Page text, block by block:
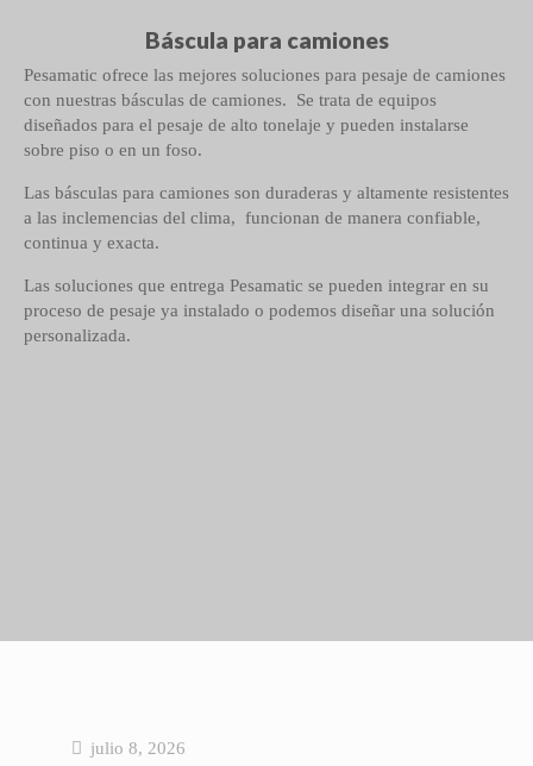
Báscula para camiones
Pesamatic ofrece las mejores soluciones para pesaje de camiones
con nuestras básculas de camiones. Se trata de equipos
diseñados para el pesaje de alto tonelaje y pueden instalarse
sobre piso o en un foso.
Las básculas para camiones son duraderas y altamente resistentes
a las inclemencias del clima, funcionan de manera confiable,
continua y exacta.
Las soluciones que entrega Pesamatic se pueden integrar en su
proceso de pesaje ya instalado o podemos diseñar una solución
personalizada.
julio 8, 2026